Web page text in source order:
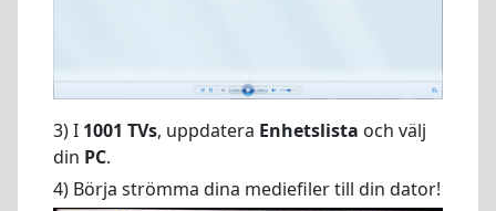
3) I 1001 TVs, uppdatera Enhetslista och välj
din PC.
4) Börja strömma dina mediefiler till din dator!